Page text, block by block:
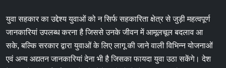
युवा सहकार का उद्देश्य युवाओं को न सिर्फ सहकारिता क्षेत्र से जुड़ी महत्वपूर्ण
जानकारियां उपलब्ध करना है जिससे उनके जीवन में आमूलचूल बदलाव आ
सके, बल्कि सरकार द्वारा युवाओं के लिए लागू की जाने वाली विभिन्न योजनाओं
एवं अन्य अद्यतन जानकारियां देना भी है जिसका फायदा युवा उठा सकेंगे। देश